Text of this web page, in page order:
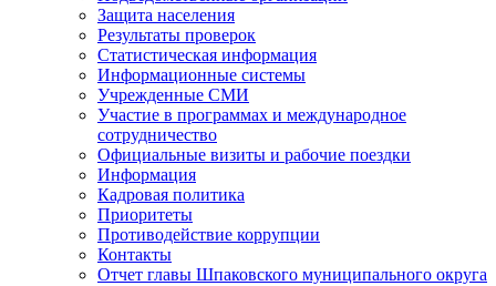
Защита населения
Результаты проверок
Статистическая информация
Информационные системы
Учрежденные СМИ
Участие в программах и международное
сотрудничество
Официальные визиты и рабочие поездки
Информация
Кадровая политика
Приоритеты
Противодействие коррупции
Контакты
Отчет главы Шпаковского муниципального округа